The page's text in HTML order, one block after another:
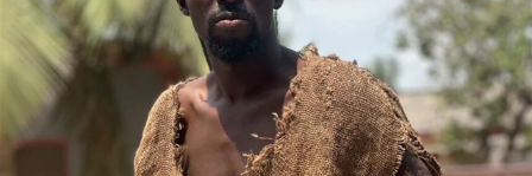
EĞİTİM
TURİZM
RÖPORTAJ